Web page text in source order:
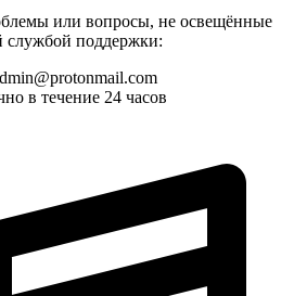
или вопросы, не освещённые
службой поддержки:
в течение 24 часов